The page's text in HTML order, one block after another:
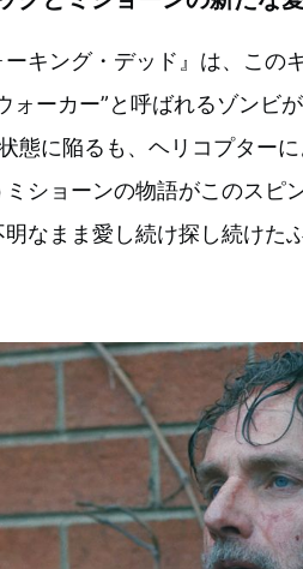
キング・デッド』は、この
ォーカー”と呼ばれるゾンビ
態に陥るも、ヘリコプター
ショーンの物語がこのスピ
なまま愛し続け探し続けた